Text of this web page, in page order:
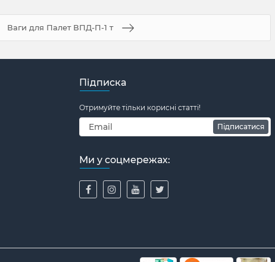
Ваги для Палет ВПД-П-1 т
Підписка
Отримуйте тільки корисні статті!
Підписатися
Ми у соцмережах: